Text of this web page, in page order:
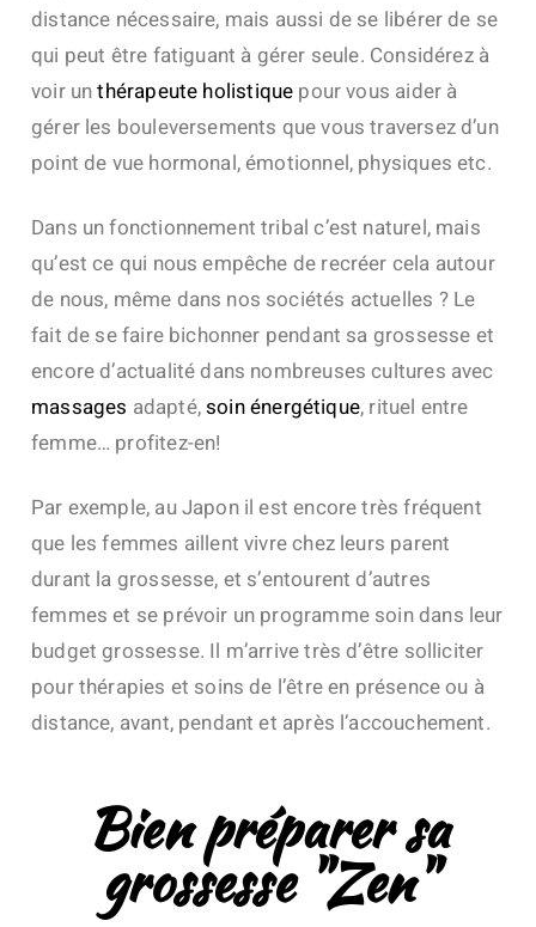
distance nécessaire, mais aussi de se libérer de se
qui peut être fatiguant à gérer seule. Considérez à
voir unthérapeute holistique pour vous aider à
gérer les bouleversements que vous traversez d’un
point de vue hormonal, émotionnel, physiques etc.
Dans un fonctionnement tribal c’est naturel, mais
qu’est ce qui nous empêche de recréer cela autour
de nous, même dans nos sociétés actuelles ? Le
fait de se faire bichonner pendant sa grossesse et
encore d’actualité dans nombreuses cultures avec
massages adapté,soin énergétique, rituel entre
femme… profitez-en!
Par exemple, au Japon il est encore très fréquent
que les femmes aillent vivre chez leurs parent
durant la grossesse, et s’entourent d’autres
femmes et se prévoir un programme soin dans leur
budget grossesse. Il m’arrive très d’être solliciter
pour thérapies et soins de l’être en présence ou à
distance, avant, pendant et après l’accouchement.
Bien préparer sa
grossesse "Zen"